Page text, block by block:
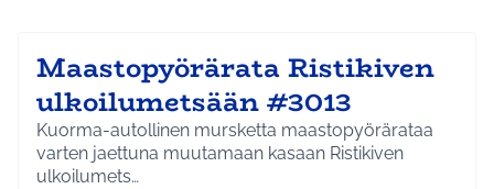
Maastopyörärata Ristikiven
ulkoilumetsään #3013
Kuorma-autollinen mursketta maastopyörärataa
varten jaettuna muutamaan kasaan Ristikiven
ulkoilumets…